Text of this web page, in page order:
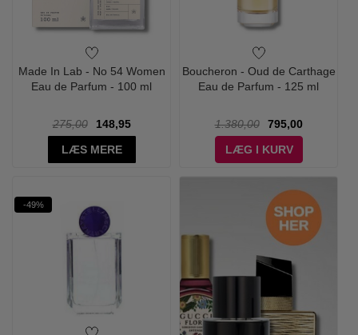
Made In Lab - No 54 Women
Eau de Parfum - 100 ml
275,00
148,95
LÆS MERE
Boucheron - Oud de Carthage
Eau de Parfum - 125 ml
1.380,00
795,00
LÆG I KURV
-49%